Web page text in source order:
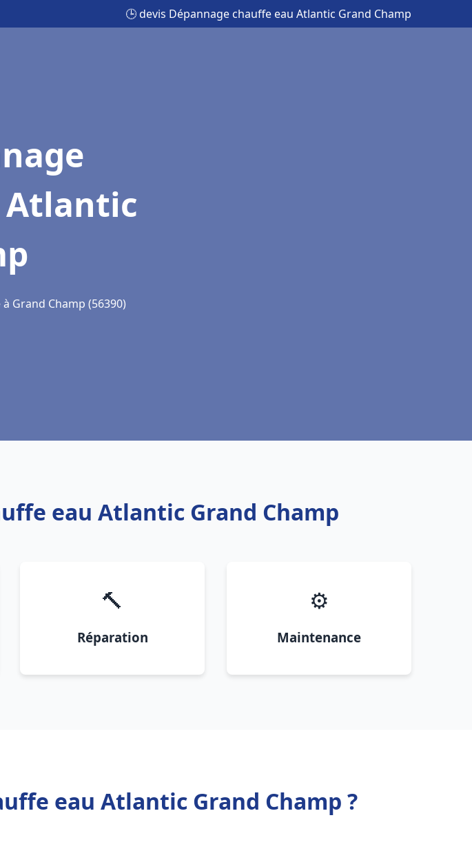
🕒 devis Dépannage chauffe eau Atlantic Grand Champ
Atlantic
Grand Champ (56390)
eau Atlantic Grand Champ
🔨
Réparation
⚙️
Maintenance
eau Atlantic Grand Champ ?